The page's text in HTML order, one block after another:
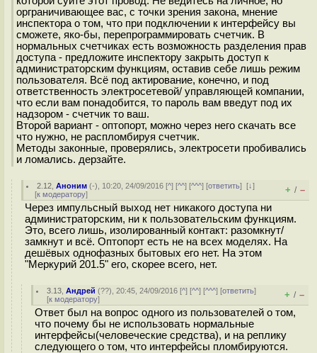
орграничивающее вас, с точки зрения закона, мнение
инспектора о том, что при подключении к интерфейсу вы
сможете, яко-бы, перепрограммировать счетчик. В
нормальных счетчиках есть возможность разделения прав
доступа - предложите инспектору закрыть доступ к
администраторским функциям, оставив себе лишь режим
пользователя. Всё под актирование, конечно, и под
ответственность электросетевой/ управляющей компании,
что если вам понадобится, то пароль вам введут под их
надзором - счетчик то ваш.
Второй вариант - оптопорт, можно через него скачать все
что нужно, не распломбируя счетчик.
Методы законные, проверялись, электросети пробивались
и ломались. дерзайте.
2.12 ,Аноним (-), 10:20, 24/09/2016 [^] [^^] [^^^] [ответить][↓]
[к модератору] + / –
Через импульсный выход нет никакого доступа ни
администраторским, ни к пользовательским функциям.
Это, всего лишь, изолированный контакт: разомкнут/
замкнут и всё. Оптопорт есть не на всех моделях. На
дешёвых однофазных бытовых его нет. На этом
"Меркурий 201.5" его, скорее всего, нет.
3.13 ,Андрей (??), 20:45, 24/09/2016 [^] [^^] [^^^] [ответить]
[к модератору] + / –
Ответ был на вопрос одного из пользователей о том,
что почему бы не использовать нормальные
интерфейсы(человеческие средства), и на реплику
следующего о том, что интерфейсы пломбируются.